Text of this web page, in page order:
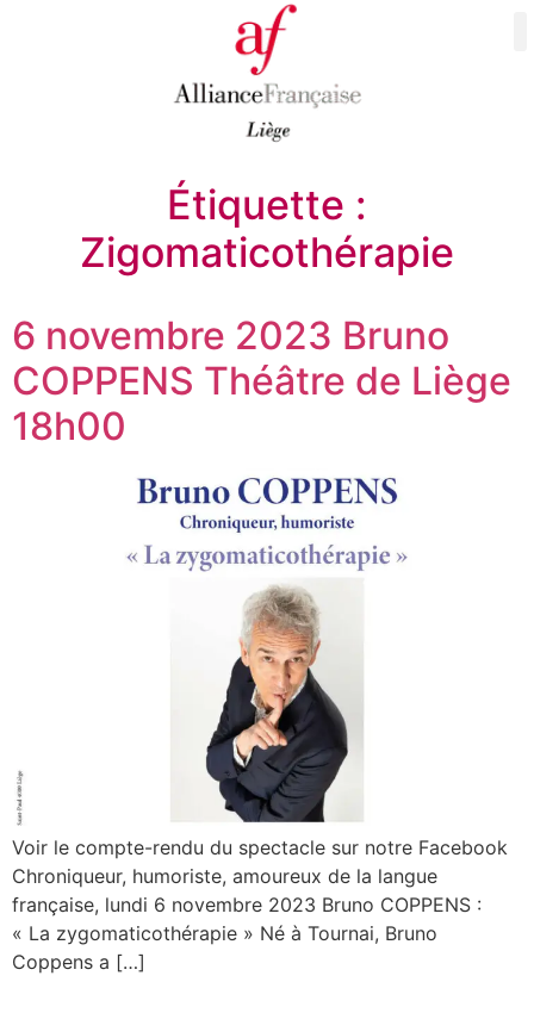
Étiquette :
Zigomaticothérapie
6 novembre 2023 Bruno
COPPENS Théâtre de Liège
18h00
Voir le compte-rendu du spectacle sur notre Facebook
Chroniqueur, humoriste, amoureux de la langue
française, lundi 6 novembre 2023 Bruno COPPENS :
« La zygomaticothérapie » Né à Tournai, Bruno
Coppens a […]